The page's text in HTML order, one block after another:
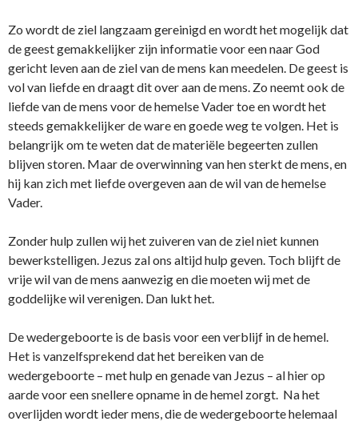
Zo wordt de ziel langzaam gereinigd en wordt het mogelijk dat
de geest gemakkelijker zijn informatie voor een naar God
gericht leven aan de ziel van de mens kan meedelen. De geest is
vol van liefde en draagt dit over aan de mens. Zo neemt ook de
liefde van de mens voor de hemelse Vader toe en wordt het
steeds gemakkelijker de ware en goede weg te volgen. Het is
belangrijk om te weten dat de materiële begeerten zullen
blijven storen. Maar de overwinning van hen sterkt de mens, en
hij kan zich met liefde overgeven aan de wil van de hemelse
Vader.
Zonder hulp zullen wij het zuiveren van de ziel niet kunnen
bewerkstelligen. Jezus zal ons altijd hulp geven. Toch blijft de
vrije wil van de mens aanwezig en die moeten wij met de
goddelijke wil verenigen. Dan lukt het.
De wedergeboorte is de basis voor een verblijf in de hemel.
Het is vanzelfsprekend dat het bereiken van de
wedergeboorte – met hulp en genade van Jezus – al hier op
aarde voor een snellere opname in de hemel zorgt. Na het
overlijden wordt ieder mens, die de wedergeboorte helemaal